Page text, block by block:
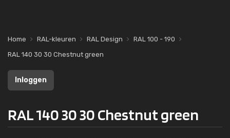
Home RAL-kleuren RAL Design
RAL 100 - 190
RAL 140 30 30 Chestnut green
Inloggen
RAL 140 30 30 Chestnut green